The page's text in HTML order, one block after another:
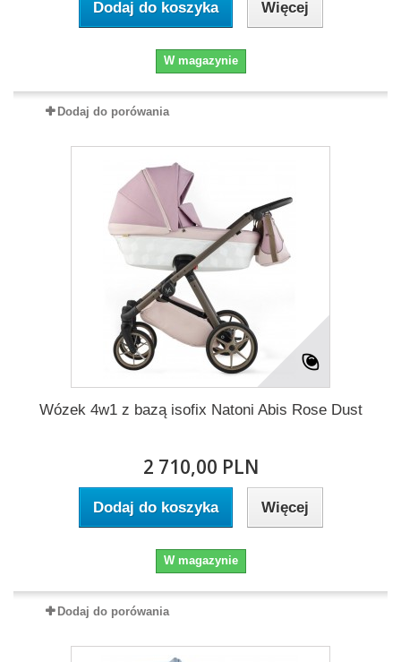
Dodaj do koszyka Więcej
W magazynie
Dodaj do porówania
Wózek 4w1 z bazą isofix Natoni Abis Rose Dust
2 710,00 PLN
Dodaj do koszyka Więcej
W magazynie
Dodaj do porówania